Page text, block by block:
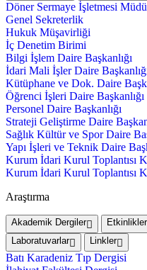
Döner Sermaye İşletmesi
Genel Sekreterlik
Hukuk Müşavirliği
İç Denetim Birimi
Bilgi İşlem Daire Başkanlığı
İdari Mali İşler Daire
Kütüphane ve Dok. Daire
Öğrenci İşleri Daire Başkanlığı
Personel Daire Başkanlığı
Strateji Geliştirme Daire
Sağlık Kültür ve Spor Daire
Yapı İşleri ve Teknik Daire
Kurum İdari Kurul Toplantısı
Kurum İdari Kurul Toplantısı
Araştırma
Akademik Dergiler
Laboratuvarlar
Linkler
Batı Karadeniz Tıp Dergisi